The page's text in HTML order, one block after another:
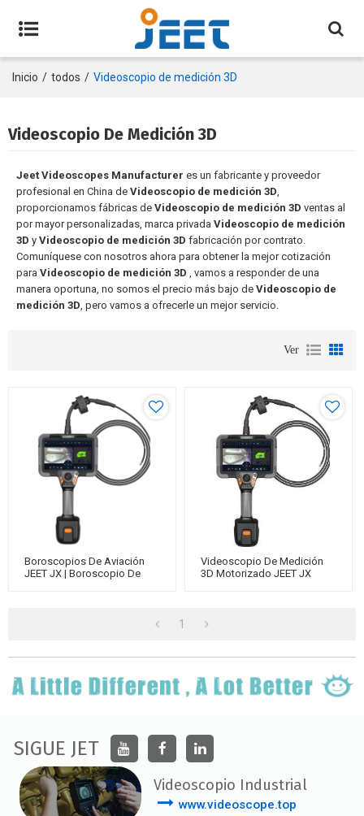
Inicio / todos / Videoscopio de medición 3D
Videoscopio De Medición 3D
Jeet Videoscopes Manufacturer es un fabricante y proveedor
profesional en China de Videoscopio de medición 3D,
proporcionamos fábricas de Videoscopio de medición 3D ventas al
por mayor personalizadas, marca privada Videoscopio de medición
3D y Videoscopio de medición 3D fabricación por contrato.
Comuníquese con nosotros ahora para obtener la mejor cotización
para Videoscopio de medición 3D , vamos a responder de una
manera oportuna, no somos el precio más bajo de Videoscopio de
medición 3D, pero vamos a ofrecerle un mejor servicio.
Ver
Boroscopios De Aviación
JEET JX | Boroscopio De
Videoscopio De Medición
3D Motorizado JEET JX
1
SIGUE JET
Videoscopio Industrial
www.videoscope.top